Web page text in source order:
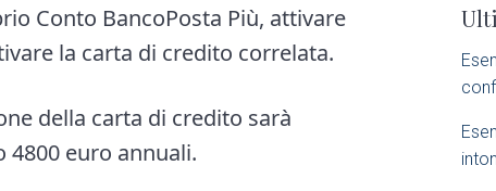
Conto BancoPosta Più, attivare
la carta di credito correlata.
della carta di credito sarà
euro annuali.
i
d
e